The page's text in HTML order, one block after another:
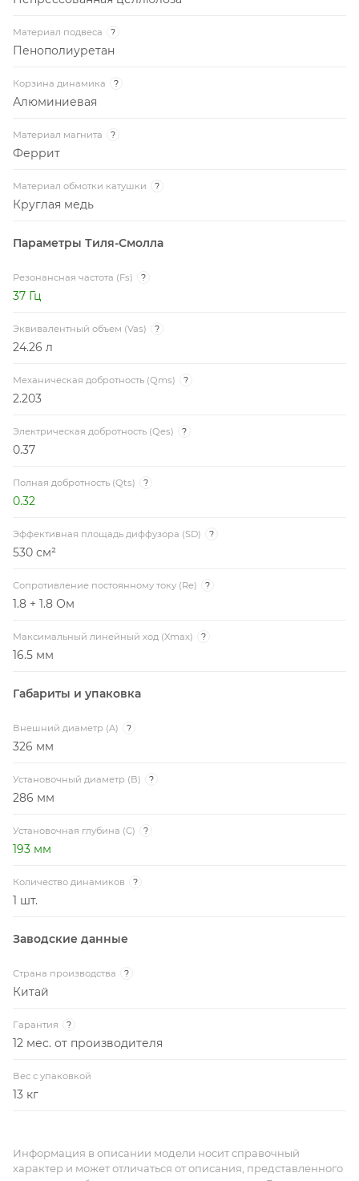
Материал подвеса ?
Пенополиуретан
Корзина динамика ?
Алюминиевая
Материал магнита ?
Феррит
Материал обмотки катушки ?
Круглая медь
Параметры Тиля-Смолла
Резонансная частота (Fs) ?
37 Гц
Эквивалентный объем (Vas) ?
24.26 л
Механическая добротность (Qms) ?
2.203
Электрическая добротность (Qes) ?
0.37
Полная добротность (Qts) ?
0.32
Эффективная площадь диффузора (SD) ?
530 см²
Сопротивление постоянному току (Re) ?
1.8 + 1.8 Ом
Максимальный линейный ход (Xmax) ?
16.5 мм
Габариты и упаковка
Внешний диаметр (A) ?
326 мм
Установочный диаметр (B) ?
286 мм
Установочная глубина (C) ?
193 мм
Количество динамиков ?
1 шт.
Заводские данные
Страна производства ?
Китай
Гарантия ?
12 мес. от производителя
Вес с упаковкой
13 кг
Информация в описании модели носит справочный
характер и может отличаться от описания, представленного